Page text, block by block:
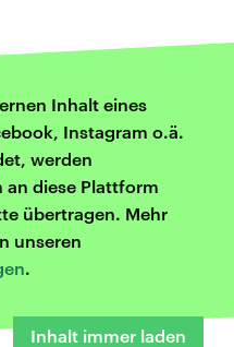
Inhalt eines
Instagram o.ä.
werden
an diese Plattform
übertragen. Mehr
unseren
.
Inhalt immer laden